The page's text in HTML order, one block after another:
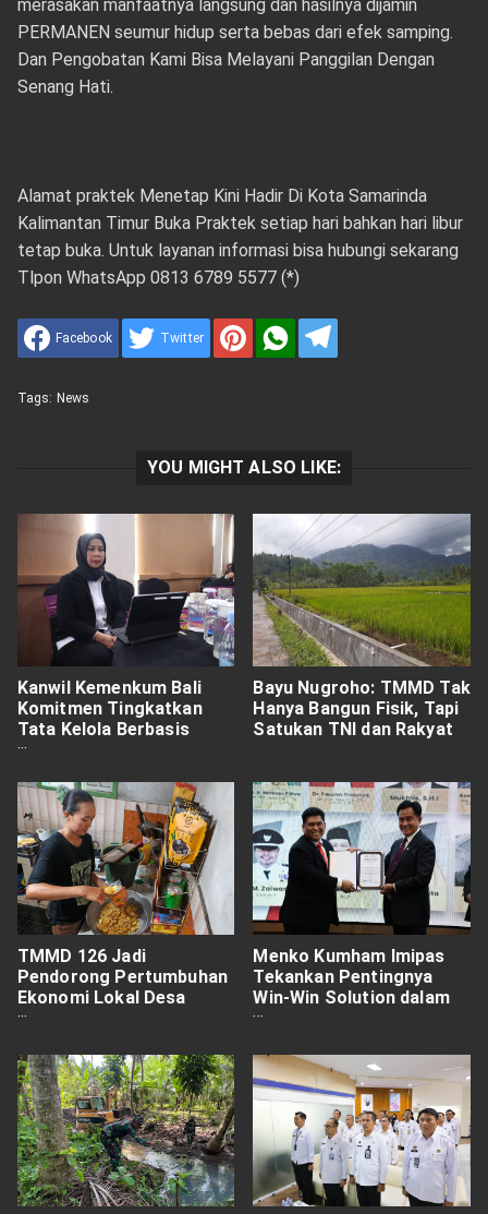
merasakan manfaatnya langsung dan hasilnya dijamin
PERMANEN seumur hidup serta bebas dari efek samping.
Dan Pengobatan Kami Bisa Melayani Panggilan Dengan
Senang Hati.
Alamat praktek Menetap Kini Hadir Di Kota Samarinda
Kalimantan Timur Buka Praktek setiap hari bahkan hari libur
tetap buka. Untuk layanan informasi bisa hubungi sekarang
Tlpon WhatsApp 0813 6789 5577 (*)
Facebook Twitter
Tags: News
YOU MIGHT ALSO LIKE:
Kanwil Kemenkum Bali
Komitmen Tingkatkan
Tata Kelola Berbasis
Sistem Terintegrasi
Bayu Nugroho: TMMD Tak
Hanya Bangun Fisik, Tapi
Satukan TNI dan Rakyat
TMMD 126 Jadi
Pendorong Pertumbuhan
Ekonomi Lokal Desa
Lebakharjo
Menko Kumham Imipas
Tekankan Pentingnya
Win-Win Solution dalam
Penyelesaian Sengketa